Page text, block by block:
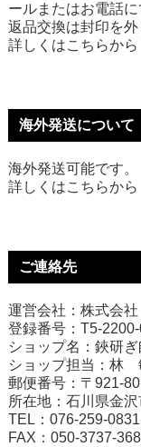
ールまたはお電話に
返品交換は封印を外
詳しくはこちらから
海外発送について
海外発送可能です。
詳しくはこちらから
ご連絡先
運営会社：株式会
登録番号：T5-
ショップ名：鋏研
ショップ担当：林
郵便番号：〒921-
所在地：石川県金
TEL：076-259-0831
FAX：050-3737-